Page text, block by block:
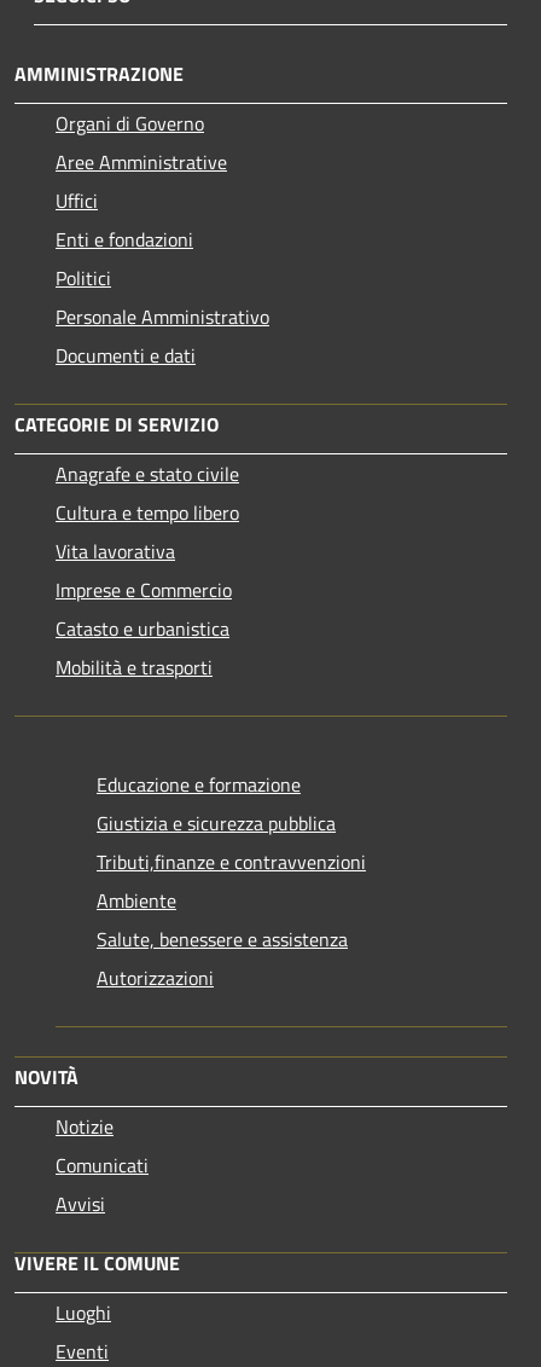
AMMINISTRAZIONE
Organi di Governo
Aree Amministrative
Uffici
Enti e fondazioni
Politici
Personale Amministrativo
Documenti e dati
CATEGORIE DI SERVIZIO
Anagrafe e stato civile
Cultura e tempo libero
Vita lavorativa
Imprese e Commercio
Catasto e urbanistica
Mobilità e trasporti
Educazione e formazione
Giustizia e sicurezza pubblica
Tributi,finanze e contravvenzioni
Ambiente
Salute, benessere e assistenza
Autorizzazioni
NOVITÀ
Notizie
Comunicati
Avvisi
VIVERE IL COMUNE
Luoghi
Eventi